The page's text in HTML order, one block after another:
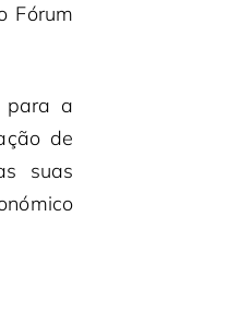
Fórum
para a
de
suas